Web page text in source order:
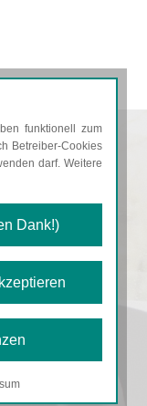
funktionell zum
Betreiber-Cookies
darf. Weitere
Dank!)